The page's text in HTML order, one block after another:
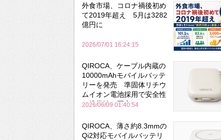
外食市場、コロナ禍後初め
て2019年超え 5月は3282
億円に
2026/07/01 16:24:15
QIROCA、ケーブル内蔵の
10000mAhモバイルバッテ
リーを発売 準固体リチウ
ムイオン電池採用で安全性
と携帯性を両立
2026/06/09 01:40:54
QIROCA、薄さ約8.3mmの
Qi2対応モバイルバッテリ